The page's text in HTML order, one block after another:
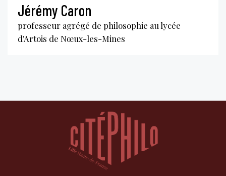
Jérémy Caron
professeur agrégé de philosophie au lycée
d'Artois de Nœux-les-Mines